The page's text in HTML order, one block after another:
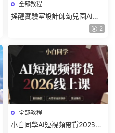
全部教程
搖醒實驗室設計師幼兒園AI軟
件基礎課2025【畫質不錯有素
2
全部教程
小白同學AI短視頻帶貨2026線